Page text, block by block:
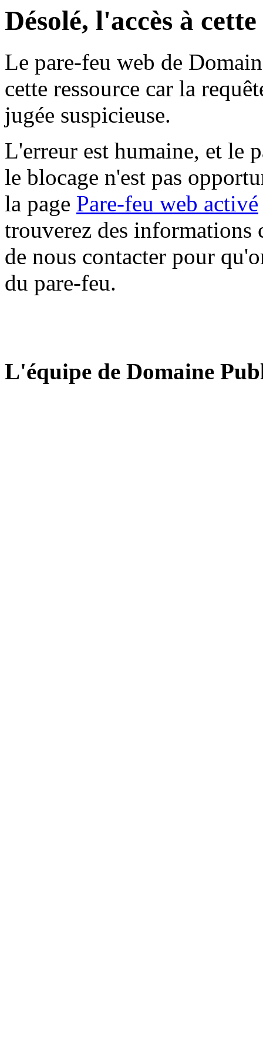
Désolé, l'accès à
Le pare-feu web de
cette ressource car la
jugée suspicieuse.
L'erreur est humaine, et le
le blocage n'est pas
la page Pare-feu web activé
trouverez des informations
de nous contacter pour
du pare-feu.
L'équipe de Domaine